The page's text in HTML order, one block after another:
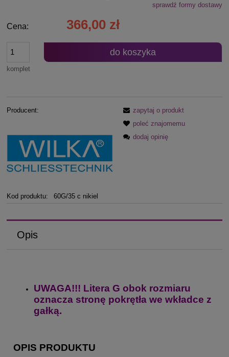
Cena nie zawiera ewentualnych kosztów płatnościsprawdź formy dostawy
Cena: 366,00 zł
komplet
do koszyka
Producent:
Kod produktu: 60G/35 c nikiel
zapytaj o produkt
poleć znajomemu
dodaj opinię
Opis
UWAGA!!! Litera G obok rozmiaru
oznacza stronę pokrętła we wkładce z
gałką.
OPIS PRODUKTU